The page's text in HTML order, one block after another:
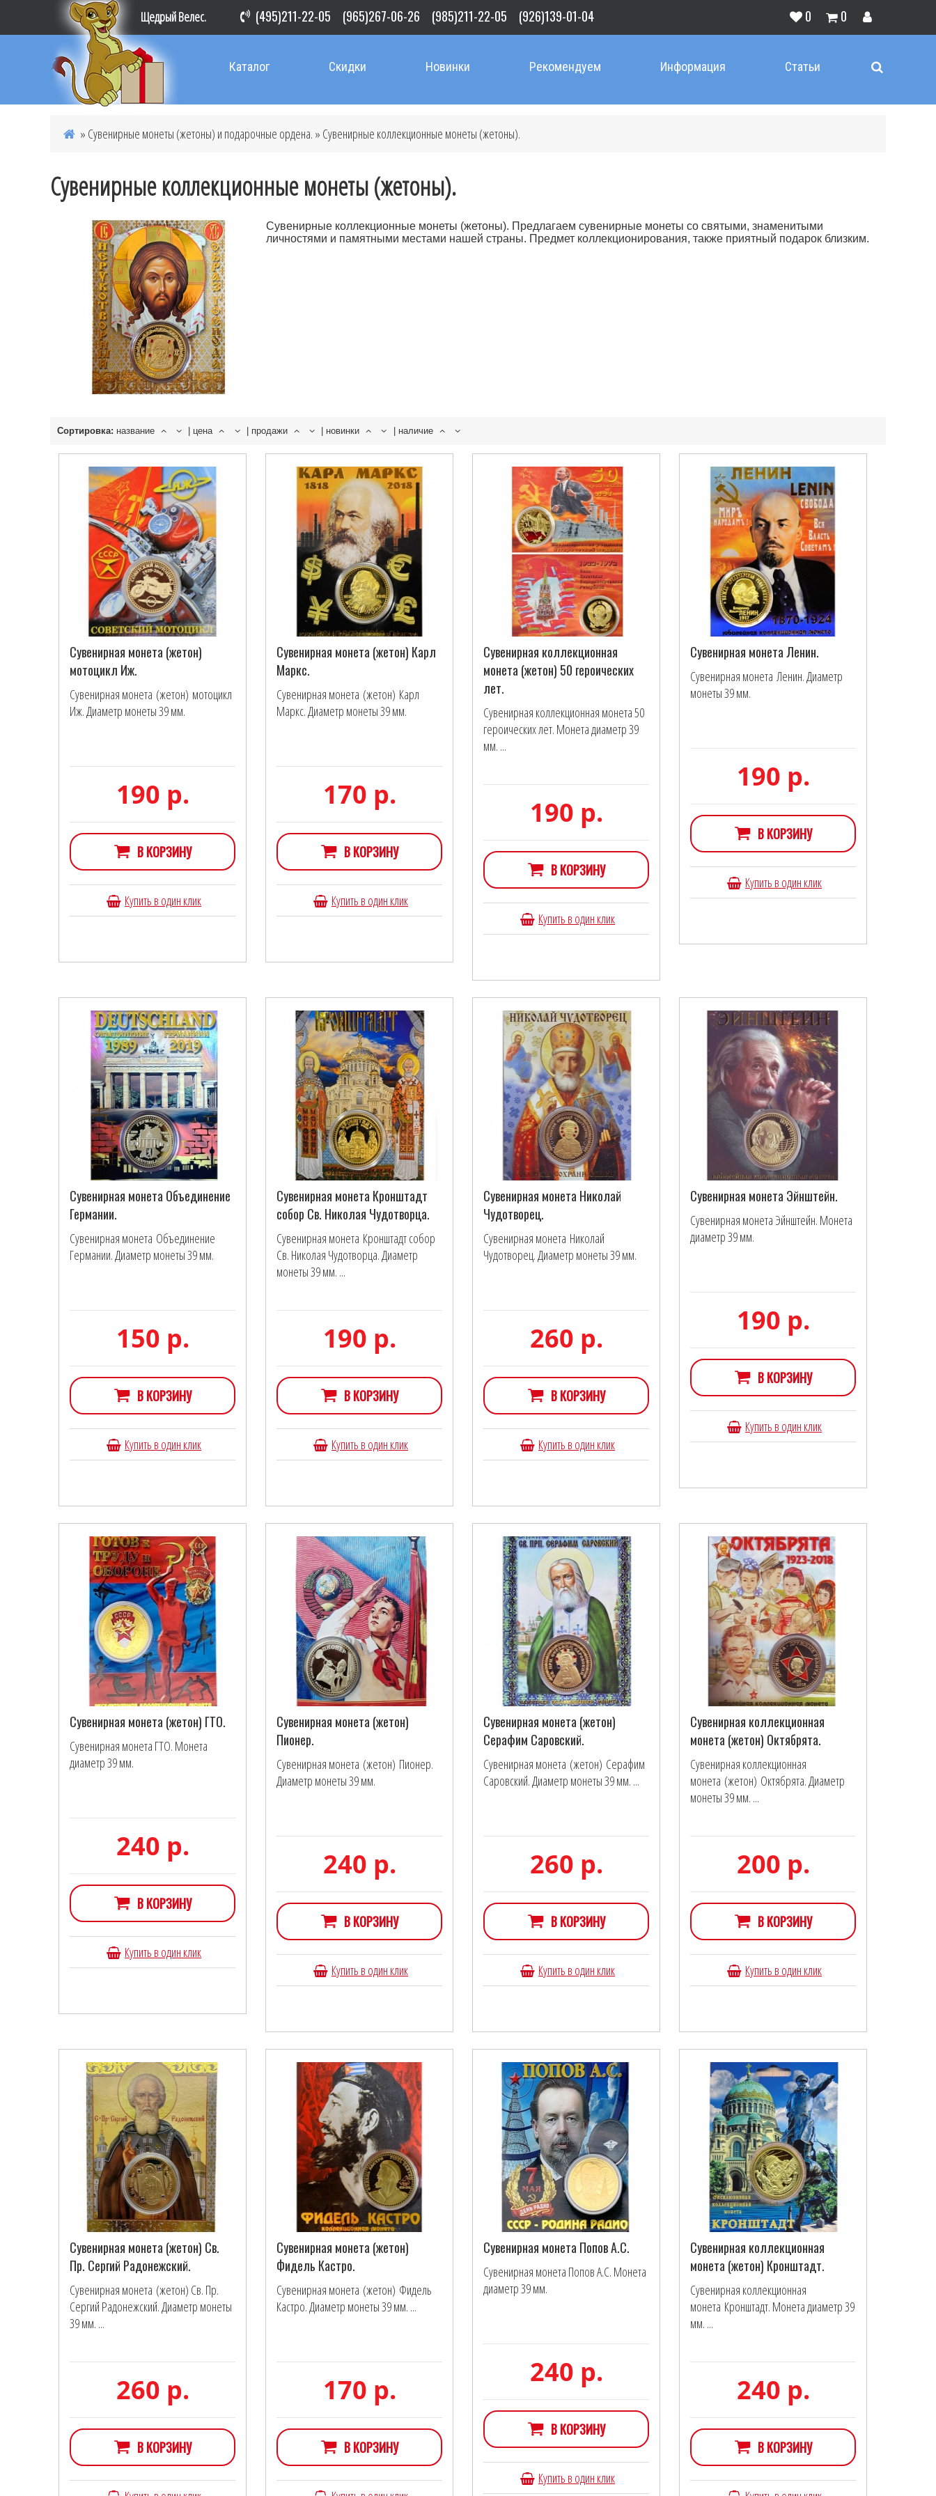
Щедрый Велес. (495)211-22-05 (965)267-06-26 (985)211-22-05 (926)139-01-04 0 0
Каталог Скидки Новинки Рекомендуем Информация Статьи
» Сувенирные монеты (жетоны) и подарочные ордена. » Сувенирные коллекционные монеты (жетоны).
Сувенирные коллекционные монеты (жетоны).
Сувенирные коллекционные монеты (жетоны). Предлагаем сувенирные монеты со святыми, знаменитыми
личностями и памятными местами нашей страны. Предмет коллекционирования, также приятный подарок близким.
Сортировка: название цена продажи новинки наличие
Сувенирная монета (жетон)
мотоцикл Иж.
Сувенирная монета (жетон) мотоцикл
Иж. Диаметр монеты 39 мм.
190 р.
В КОРЗИНУ
Купить в один клик
Сувенирная монета (жетон) Карл
Маркс.
Сувенирная монета (жетон) Карл
Маркс. Диаметр монеты 39 мм.
170 р.
В КОРЗИНУ
Купить в один клик
Сувенирная коллекционная
монета (жетон) 50 героических
лет.
Сувенирная коллекционная монета 50
героических лет. Монета диаметр 39
мм. ...
190 р.
В КОРЗИНУ
Купить в один клик
Сувенирная монета Ленин.
Сувенирная монета Ленин. Диаметр
монеты 39 мм.
190 р.
В КОРЗИНУ
Купить в один клик
Сувенирная монета Объединение
Германии.
Сувенирная монета Объединение
Германии. Диаметр монеты 39 мм.
150 р.
В КОРЗИНУ
Купить в один клик
Сувенирная монета Кронштадт
собор Св. Николая Чудотворца.
Сувенирная монета Кронштадт собор
Св. Николая Чудотворца. Диаметр
монеты 39 мм. ...
190 р.
В КОРЗИНУ
Купить в один клик
Сувенирная монета Николай
Чудотворец.
Сувенирная монета Николай
Чудотворец. Диаметр монеты 39 мм.
260 р.
В КОРЗИНУ
Купить в один клик
Сувенирная монета Эйнштейн.
Сувенирная монета Эйнштейн. Монета
диаметр 39 мм.
190 р.
В КОРЗИНУ
Купить в один клик
Сувенирная монета (жетон) ГТО.
Сувенирная монета ГТО. Монета
диаметр 39 мм.
240 р.
В КОРЗИНУ
Купить в один клик
Сувенирная монета (жетон)
Пионер.
Сувенирная монета (жетон) Пионер.
Диаметр монеты 39 мм.
240 р.
В КОРЗИНУ
Купить в один клик
Сувенирная монета (жетон)
Серафим Саровский.
Сувенирная монета (жетон) Серафим
Саровский. Диаметр монеты 39 мм. ...
260 р.
В КОРЗИНУ
Купить в один клик
Сувенирная коллекционная
монета (жетон) Октябрята.
Сувенирная коллекционная
монета (жетон) Октябрята. Диаметр
монеты 39 мм. ...
200 р.
В КОРЗИНУ
Купить в один клик
Сувенирная монета (жетон) Св.
Пр. Сергий Радонежский.
Сувенирная монета (жетон) Св. Пр.
Сергий Радонежский. Диаметр монеты
39 мм. ...
260 р.
В КОРЗИНУ
Сувенирная монета (жетон)
Фидель Кастро.
Сувенирная монета (жетон) Фидель
Кастро. Диаметр монеты 39 мм. ...
170 р.
В КОРЗИНУ
Сувенирная монета Попов А.С.
Сувенирная монета Попов А.С. Монета
диаметр 39 мм.
240 р.
В КОРЗИНУ
Купить в один клик
Сувенирная коллекционная
монета (жетон) Кронштадт.
Сувенирная коллекционная
монета Кронштадт. Монета диаметр 39
мм. ...
240 р.
В КОРЗИНУ